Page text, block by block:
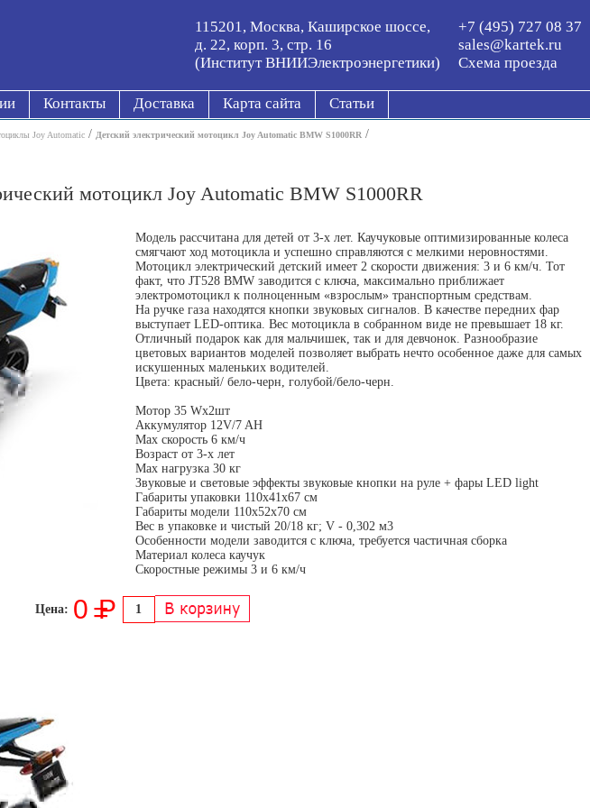
115201, Москва, Каширское шоссе,
д. 22, корп. 3, стр. 16
(Институт ВНИИЭлектроэнергетики)
+7 (495) 727 08 37
sales@kartek.ru
Схема проезда
Контакты Доставка Карта сайта Статьи
Joy Automatic / Детский электрический мотоцикл Joy Automatic BMW S1000RR /
мотоцикл Joy Automatic BMW S1000RR
Модель рассчитана для детей от 3-х лет. Каучуковые оптимизированные колеса
смягчают ход мотоцикла и успешно справляются с мелкими неровностями.
Мотоцикл электрический детский имеет 2 скорости движения: 3 и 6 км/ч. Тот
факт, что JT528 BMW заводится с ключа, максимально приближает
электромотоцикл к полноценным «взрослым» транспортным средствам.
На ручке газа находятся кнопки звуковых сигналов. В качестве передних фар
выступает LED-оптика. Вес мотоцикла в собранном виде не превышает 18 кг.
Отличный подарок как для мальчишек, так и для девчонок. Разнообразие
цветовых вариантов моделей позволяет выбрать нечто особенное даже для самых
искушенных маленьких водителей.
Цвета: красный/ бело-черн, голубой/бело-черн.
Мотор 35 Wx2шт
Аккумулятор 12V/7 AH
Мах скорость 6 км/ч
Возраст от 3-х лет
Мах нагрузка 30 кг
Звуковые и световые эффекты звуковые кнопки на руле + фары LED light
Габариты упаковки 110х41х67 см
Габариты модели 110х52х70 см
Вес в упаковке и чистый 20/18 кг; V - 0,302 м3
Особенности модели заводится с ключа, требуется частичная сборка
Материал колеса каучук
Скоростные режимы 3 и 6 км/ч
Цена: 0 =
P